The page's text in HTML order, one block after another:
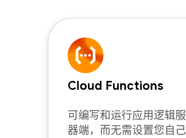
Cloud Functions
可编写和运行应用逻辑
器端，而无需设置您自